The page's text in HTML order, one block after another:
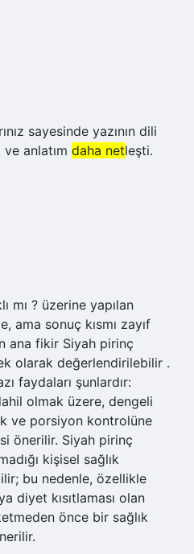
sayesinde yazının dili
anlatım daha netleşti.
mı ? üzerine yapılan
ama sonuç kısmı zayıf
ana fikir Siyah pirinç
olarak değerlendirilebilir .
faydaları şunlardır:
olmak üzere, dengeli
ve porsiyon kontrolüne
önerilir. Siyah pirinç
kişisel sağlık
bu nedenle, özellikle
diyet kısıtlaması olan
önce bir sağlık